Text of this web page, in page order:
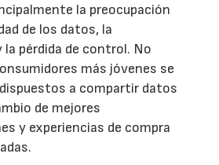
la preocupación
de los datos, la
pérdida de control. No
más jóvenes se
a compartir datos
de mejores
y experiencias de compra